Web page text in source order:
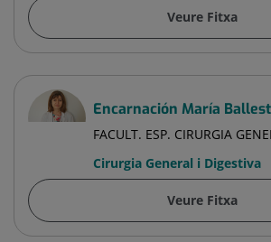
Veure Fitxa
Encarnación María
FACULT. ESP. CIRURGIA
Cirurgia General i Digestiva
Veure Fitxa